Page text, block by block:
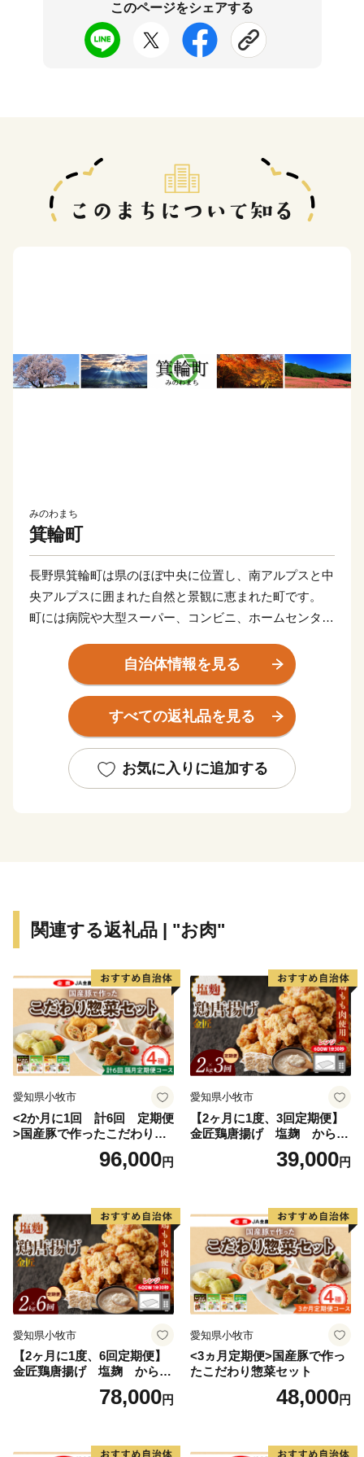
このページをシェアする
みのわまち
箕輪町
長野県箕輪町は県のほぼ中央に位置し、南アルプスと中
央アルプスに囲まれた自然と景観に恵まれた町です。
町には病院や大型スーパー、コンビニ、ホームセンター
ほどの田舎暮らし”ができます。
また、町のどこにいても中心部まで車で10分ほどでいけ
るため、生活するのに困ることが少ないです。
赤そばと聞くと麺が赤いと思われますが、麺の色は普通
のそばと変わりません。
ものです
じが植えられており、毎年町外からも多くの人が訪れる
観光スポットです
また、じゃらんnet「全国のおすすめ紅葉スポットラン
キング」では2020年~2024年の5年連続で全国1位となり
ました。
信州の自然豊かな環境に触れ癒されてください！
自治体情報を見る
すべての返礼品を見る
お気に入りに追加する
関連する返礼品 | "お肉"
愛知県小牧市
<2か月に1回 計6回 定期便
>国産豚で作ったこだわり惣
96,000円
愛知県小牧市
【2ヶ月に1度、3回定期便】
金匠鶏唐揚げ 塩麹 からあ
39,000円
愛知県小牧市
【2ヶ月に1度、6回定期便】
金匠鶏唐揚げ 塩麹 からあ
78,000円
愛知県小牧市
<3ヵ月定期便>国産豚で作っ
たこだわり惣菜セット
48,000円